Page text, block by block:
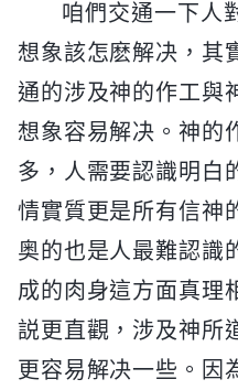
咱們交通一下人
想象該怎麽解决，其
通的涉及神的作工與
想象容易解决。神的
多，人需要認識明白
情實質更是所有信神
奥的也是人最難認識
成的肉身這方面真理
説更直觀，涉及神所
更容易解决一些。因